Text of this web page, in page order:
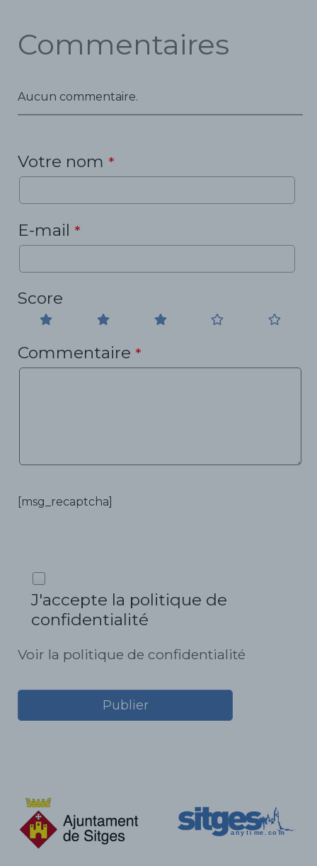
Commentaires
Aucun commentaire.
Votre nom *
E-mail *
Score
Commentaire *
[msg_recaptcha]
J'accepte la politique de
confidentialité
Voir la politique de confidentialité